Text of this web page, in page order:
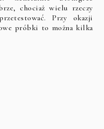
chociaż wielu rzeczy
Przy okazji
próbki to można kilka